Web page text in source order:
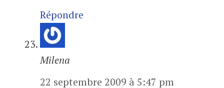
Répondre
Milena
22 septembre 2009 à 5:47 pm